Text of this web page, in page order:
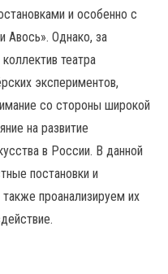
и особенно с
Авось». Однако, за
театра
экспериментов,
со стороны широкой
на развитие
в России. В данной
постановки и
проанализируем их